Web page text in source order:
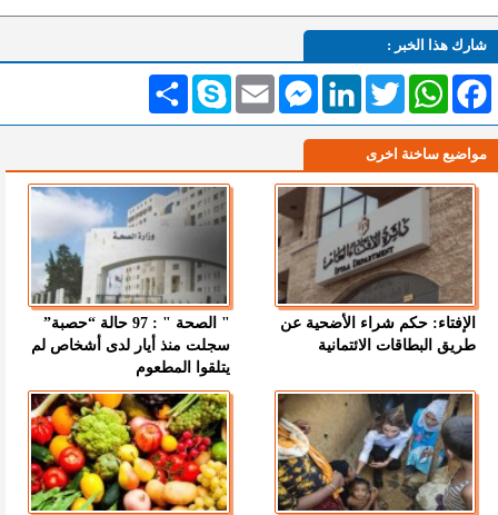
شارك هذا الخبر :
انشر Skype Email
MessengerLinkedInTwitterWhatsAppFacebook
مواضيع ساخنة اخرى
الإفتاء: حكم شراء الأضحية عن
طريق البطاقات الائتمانية
" الصحة " : 97 حالة “حصبة”
سجلت منذ أيار لدى أشخاص لم
يتلقوا المطعوم